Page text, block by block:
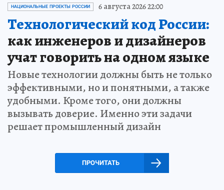
НАЦИОНАЛЬНЫЕ ПРОЕКТЫ РОССИИ 6 августа 2026 22:00
Технологический код России:
как инженеров и дизайнеров
учат говорить на одном языке
Новые технологии должны быть не только
эффективными, но и понятными, а также
удобными. Кроме того, они должны
вызывать доверие. Именно эти задачи
решает промышленный дизайн
ПРОЧИТАТЬ